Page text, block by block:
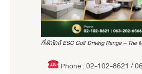
ที่พักใกล้ ESC Golf Driving Range – The
Phone : 02-102-8621 /